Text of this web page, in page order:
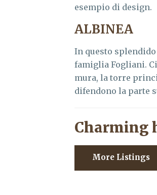
esempio di design.
ALBINEA
In questo
famiglia Fogliani.
mura, la torre
difendono la parte
Charming
More Listings